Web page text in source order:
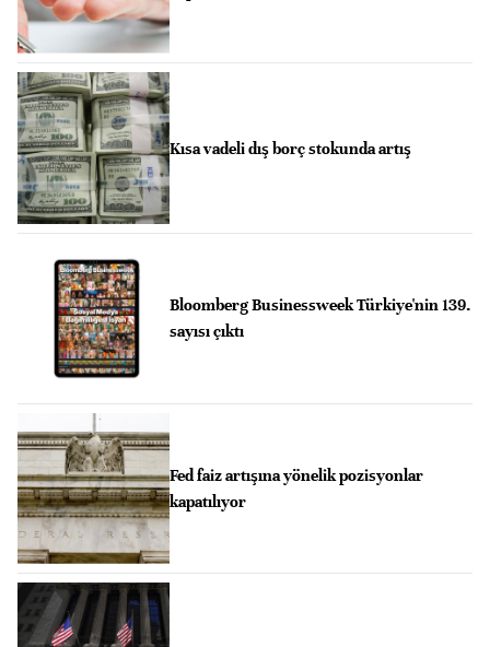
Kısa vadeli dış borç stokunda artış
Bloomberg Businessweek Türkiye'nin 139.
sayısı çıktı
Fed faiz artışına yönelik pozisyonlar
kapatılıyor